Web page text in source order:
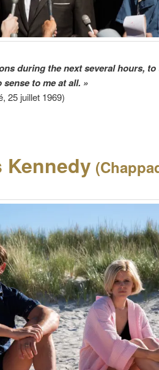
during the next several hours,
sense to me at all. »
25 juillet 1969)
Kennedy